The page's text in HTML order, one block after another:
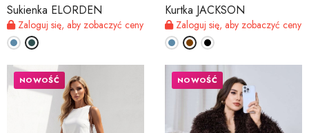
Sukienka ELORDEN
Zaloguj się, aby zobaczyć ceny
Kurtka JACKSON
Zaloguj się, aby zobaczyć ceny
NOWOŚĆ NOWOŚĆ